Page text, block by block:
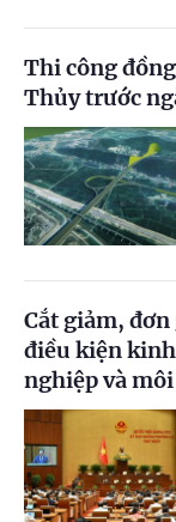
Thi công
Thủy trước
Cắt giảm,
điều kiện
nghiệp và